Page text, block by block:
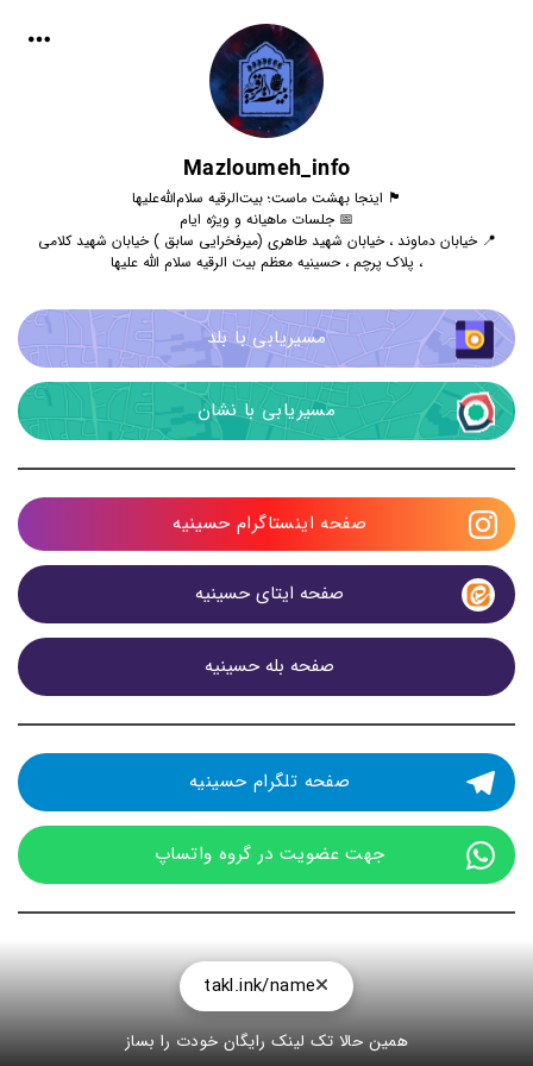
Mazloumeh_info
🏴 اینجا بهشت ماست؛ بیت‌الرقیه سلام‌الله‌علیها
📅 جلسات ماهیانه و ویژه ایام
📍 خیابان دماوند ، خیابان شهید طاهری (میرفخرایی سابق ) خیابان شهید کلامی
، پلاک پرچم ، حسینیه معظم بیت الرقیه سلام الله علیها
مسیریابی با بلد
مسیریابی با نشان
صفحه اینستاگرام حسینیه
صفحه ایتای حسینیه
صفحه بله حسینیه
صفحه تلگرام حسینیه
جهت عضویت در گروه واتساپ
takl.ink/name
همین حالا تک لینک رایگان خودت را بساز